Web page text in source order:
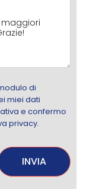
di
miei dati
e confermo
privacy.
INVIA